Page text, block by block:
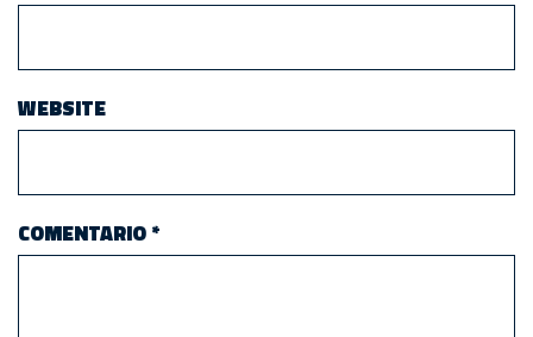
WEBSITE
COMENTARIO*